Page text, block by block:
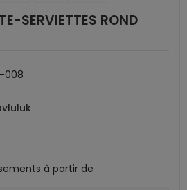
SERVIETTES ROND
008
à partir de